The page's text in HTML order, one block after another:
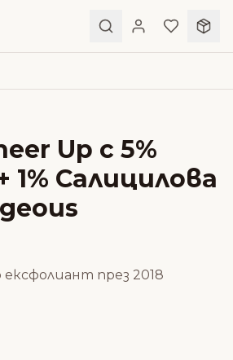
Up с 5%
1% Салицилова
ексфолиант през 2018